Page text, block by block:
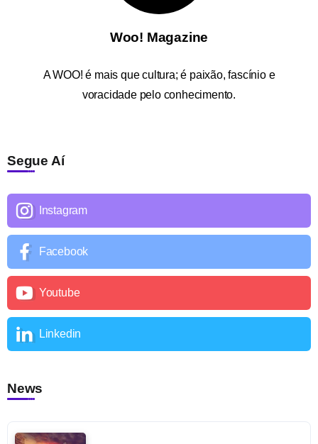
Woo! Magazine
AWOO! é mais que cultura; é paixão, fascínio e
voracidade pelo conhecimento.
Segue Aí
Instagram
Facebook
Youtube
Linkedin
News